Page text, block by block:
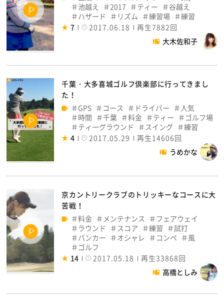
池越え
2017 ティー
谷越え
ハザード
リズム 練習場
練習
7
2017.06.18
再生7882回
大木佐和子
千葉・大多喜城ゴルフ倶楽部に行ってきまし
た！
GPS
コース ドライバー
人気
時間
千葉 料金 ティー
ゴルフ場
ティーグラウンド
スイング
練習
4
2017.05.29
再生14606回
うめかな
京カントリークラブのトリッキーなコースに大
苦戦！
料金
メンテナンス
フェアウェイ
ラウンド
スコア 練習
試打
バンカー
オシャレ コンペ
風
ゴルフ
14
2017.05.18
再生33868回
高橋としみ